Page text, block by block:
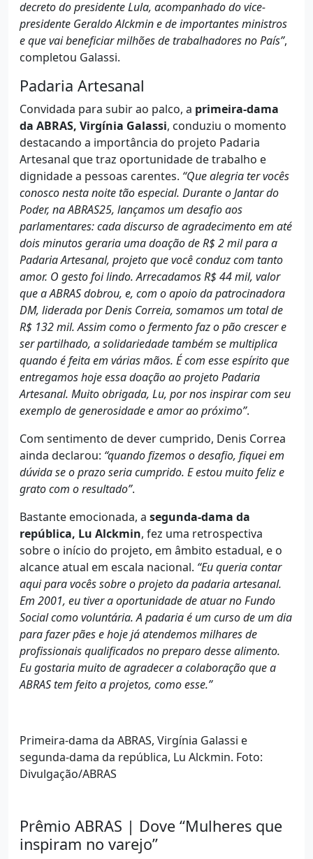
decreto do presidente Lula, acompanhado do vice-
presidente Geraldo Alckmin e de importantes ministros
e que vai beneficiar milhões de trabalhadores no País”,
completou Galassi.
Padaria Artesanal
Convidada para subir ao palco, a primeira-dama
da ABRAS, Virgínia Galassi, conduziu o momento
destacando a importância do projeto Padaria
Artesanal que traz oportunidade de trabalho e
dignidade a pessoas carentes. “Que alegria ter vocês
conosco nesta noite tão especial. Durante o Jantar do
Poder, na ABRAS25, lançamos um desafio aos
parlamentares: cada discurso de agradecimento em até
dois minutos geraria uma doação de R$ 2 mil para a
Padaria Artesanal, projeto que você conduz com tanto
amor. O gesto foi lindo. Arrecadamos R$ 44 mil, valor
que a ABRAS dobrou, e, com o apoio da patrocinadora
DM, liderada por Denis Correia, somamos um total de
R$ 132 mil. Assim como o fermento faz o pão crescer e
ser partilhado, a solidariedade também se multiplica
quando é feita em várias mãos. É com esse espírito que
entregamos hoje essa doação ao projeto Padaria
Artesanal. Muito obrigada, Lu, por nos inspirar com seu
exemplo de generosidade e amor ao próximo”.
Com sentimento de dever cumprido, Denis Correa
ainda declarou: “quando fizemos o desafio, fiquei em
dúvida se o prazo seria cumprido. E estou muito feliz e
grato com o resultado”.
Bastante emocionada, a segunda-dama da
república, Lu Alckmin, fez uma retrospectiva
sobre o início do projeto, em âmbito estadual, e o
alcance atual em escala nacional. “Eu queria contar
aqui para vocês sobre o projeto da padaria artesanal.
Em 2001, eu tiver a oportunidade de atuar no Fundo
Social como voluntária. A padaria é um curso de um dia
para fazer pães e hoje já atendemos milhares de
profissionais qualificados no preparo desse alimento.
Eu gostaria muito de agradecer a colaboração que a
ABRAS tem feito a projetos, como esse.”
Primeira-dama da ABRAS, Virgínia Galassi e
segunda-dama da república, Lu Alckmin. Foto:
Divulgação/ABRAS
Prêmio ABRAS | Dove “Mulheres que
inspiram no varejo”